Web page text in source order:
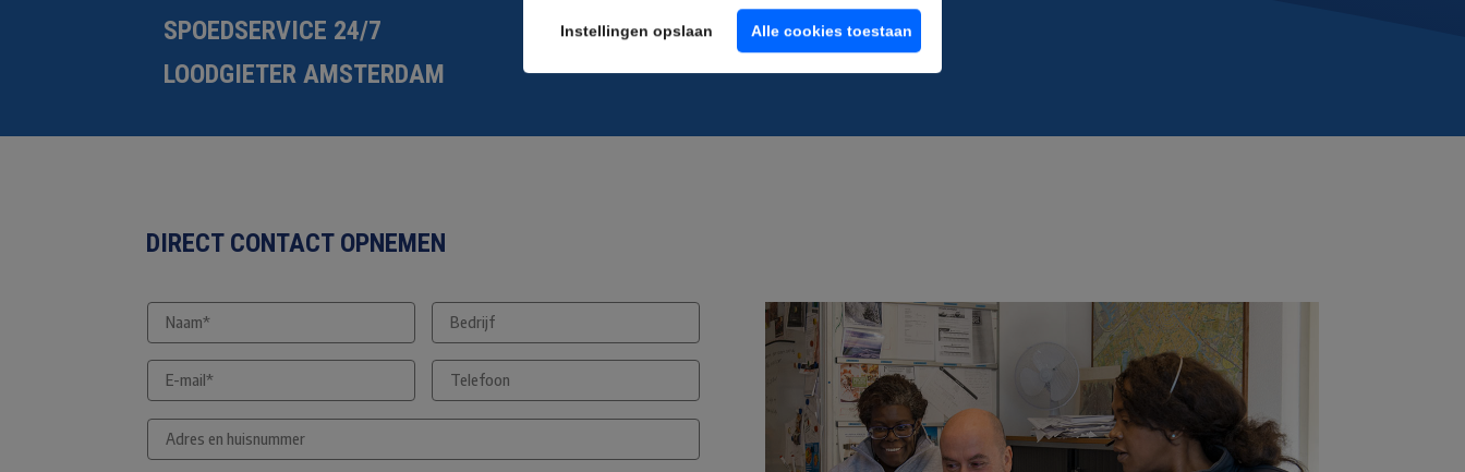
Instellingen opslaan Alle cookies toestaan
SPOEDSERVICE 24/7
LOODGIETER AMSTERDAM
DIRECT CONTACT OPNEMEN